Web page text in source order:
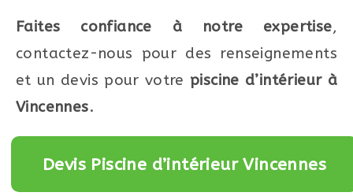
Faites confiance à notre expertise,
contactez-nous pour des renseignements
et un devis pour votre piscine d’intérieur à
Vincennes.
Devis Piscine d’intérieur Vincennes